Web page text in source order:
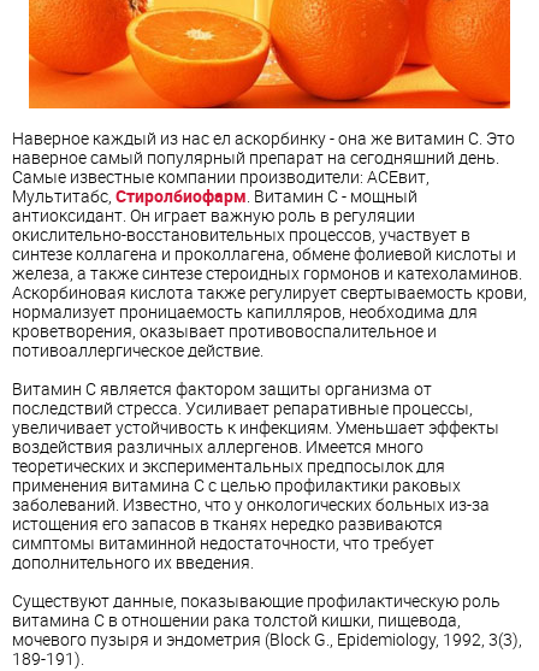
Наверное каждый из нас ел аскорбинку - она же витамин С. Это
наверное самый популярный препарат на сегодняшний день.
Самые известные компании производители: АСЕвит,
Мультитабс, Стиролбиофарм. Витамин С - мощный
антиоксидант. Он играет важную роль в регуляции
окислительно-восстановительных процессов, участвует в
синтезе коллагена и проколлагена, обмене фолиевой кислоты и
железа, а также синтезе стероидных гормонов и катехоламинов.
Аскорбиновая кислота также регулирует свертываемость крови,
нормализует проницаемость капилляров, необходима для
кроветворения, оказывает противовоспалительное и
потивоаллергическое действие.
Витамин С является фактором защиты организма oт
последствий стресса. Усиливает репаративные процессы,
увеличивает устойчивость к инфекциям. Уменьшает эффекты
воздействия различных аллергенов. Имеется много
теоретических и экспериментальных предпосылок для
применения витамина С с целью профилактики раковых
заболеваний. Известно, что у онкологических больных из-за
истощения его запасов в тканях нередко развиваются
симптомы витаминной недостаточности, что требует
дополнительного их введения.
Существуют данные, показывающие профилактическую роль
витамина С в отношении рака толстой кишки, пищевода,
мочевого пузыря и эндометрия (Block G., Epidemiology, 1992, 3(3),
189-191).